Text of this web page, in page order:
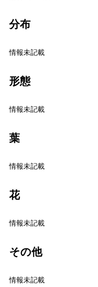
分布
情報未記載
形態
情報未記載
葉
情報未記載
花
情報未記載
その他
情報未記載